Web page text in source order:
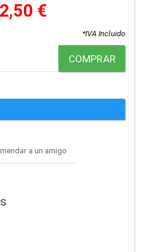
€
*IVA Incluido
COMPRAR
a un amigo